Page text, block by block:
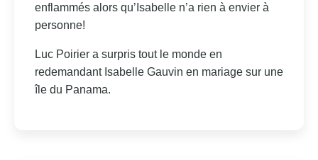
enflammés alors qu’Isabelle n’a rien à envier à
personne!
Luc Poirier a surpris tout le monde en
redemandant Isabelle Gauvin en mariage sur une
île du Panama.